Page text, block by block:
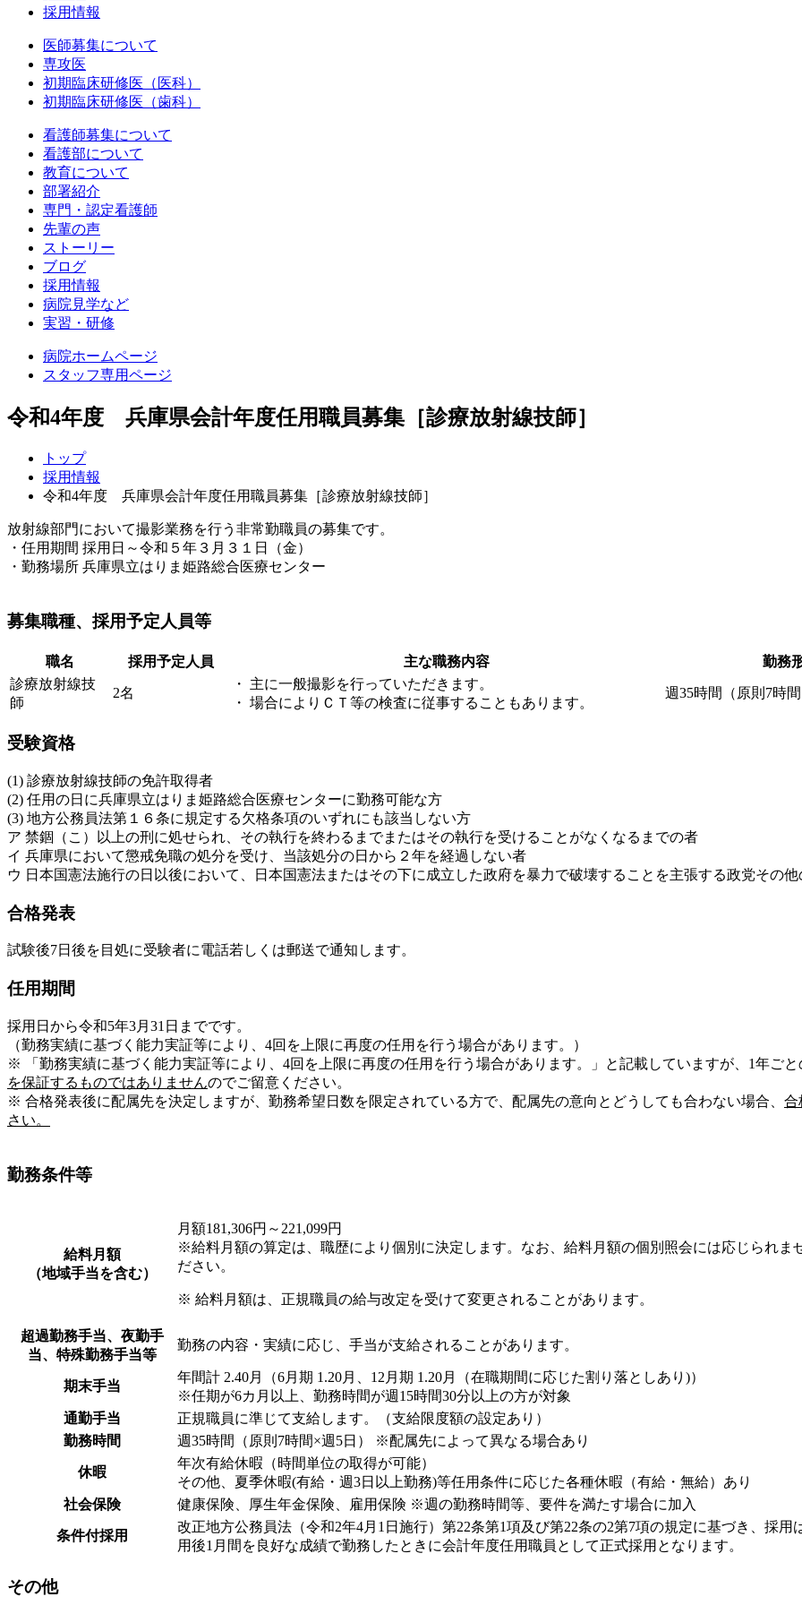
採用情報
医師募集について
専攻医
初期臨床研修医（医科）
初期臨床研修医（歯科）
看護師募集について
看護部について
教育について
部署紹介
専門・認定看護師
先輩の声
ストーリー
ブログ
採用情報
病院見学など
実習・研修
病院ホームページ
スタッフ専用ページ
令和4年度 兵庫県会計年度任用職員募集［診療放射線技師］
トップ
採用情報
令和4年度 兵庫県会計年度任用職員募集［診療放射線技師］
放射線部門において撮影業務を行う非常勤職員の募集です。
・任用期間 採用日～令和５年３月３１日（金）
・勤務場所 兵庫県立はりま姫路総合医療センター
募集職種、採用予定人員等
職名 採用予定人員 主な職務内容
勤務
診療放射線技
師
2名
・ 主に一般撮影を行っていただきます。
・ 場合によりＣＴ等の検査に従事することもあります。
週35時間（原則7時間
受験資格
(1) 診療放射線技師の免許取得者
(2) 任用の日に兵庫県立はりま姫路総合医療センターに勤務可能な方
(3) 地方公務員法第１６条に規定する欠格条項のいずれにも該当しない方
ア 禁錮（こ）以上の刑に処せられ、その執行を終わるまでまたはその執行を受けることがなくなるまでの者
イ 兵庫県において懲戒免職の処分を受け、当該処分の日から２年を経過しない者
ウ 日本国憲法施行の日以後において、日本国憲法またはその下に成立した政府を暴力で破壊することを主張する政党その
合格発表
試験後7日後を目処に受験者に電話若しくは郵送で通知します。
任用期間
採用日から令和5年3月31日までです。
（勤務実績に基づく能力実証等により、4回を上限に再度の任用を行う場合があります。）
※ 「勤務実績に基づく能力実証等により、4回を上限に再度の任用を行う場合があります。」と記載していますが、1年ご
を保証するものではありませんのでご留意ください。
※ 合格発表後に配属先を決定しますが、勤務希望日数を限定されている方で、配属先の意向とどうしても合わない場合、 合
さい。
勤務条件等
給料月額
（地域手当を含む）
月額181,306円～221,099円
※給料月額の算定は、職歴により個別に決定します。なお、給料月額の個別照会には応じられま
ださい。
※ 給料月額は、正規職員の給与改定を受けて変更されることがあります。
超過勤務手当、夜勤手
当、特殊勤務手当等
勤務の内容・実績に応じ、手当が支給されることがあります。
期末手当
年間計 2.40月（6月期 1.20月、12月期 1.20月（在職期間に応じた割り落としあり)）
※任期が6カ月以上、勤務時間が週15時間30分以上の方が対象
通勤手当
正規職員に準じて支給します。（支給限度額の設定あり）
勤務時間
週35時間（原則7時間×週5日） ※配属先によって異なる場合あり
休暇
年次有給休暇（時間単位の取得が可能）
その他、夏季休暇(有給・週3日以上勤務)等任用条件に応じた各種休暇（有給・無給）あり
社会保険
健康保険、厚生年金保険、雇用保険 ※週の勤務時間等、要件を満たす場合に加入
条件付採用
改正地方公務員法（令和2年4月1日施行）第22条第1項及び第22条の2第7項の規定に基づき、採用
用後1月間を良好な成績で勤務したときに会計年度任用職員として正式採用となります。
その他